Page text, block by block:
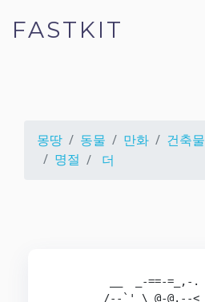
FASTKIT
몽땅 동물 만화 건축물
명절
더
         __  _-==-=_,-.
        /--`' \_@-@.--<